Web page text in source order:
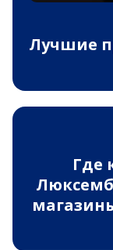
Лучшие
Где